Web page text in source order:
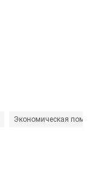
Экономическая